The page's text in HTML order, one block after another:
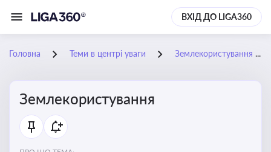
ВХІД ДО LIGA360
Головна Теми в центрі уваги Землекористування
Землекористування